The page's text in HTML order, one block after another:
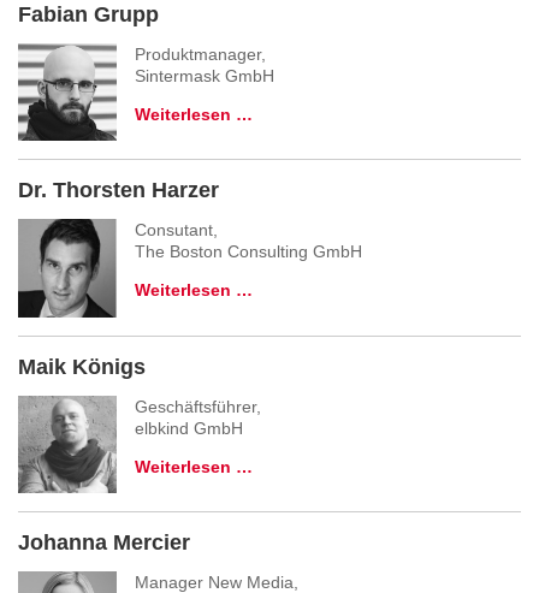
Fabian Grupp
Produktmanager,
Sintermask GmbH
Weiterlesen …
Dr. Thorsten Harzer
Consutant,
The Boston Consulting GmbH
Weiterlesen …
Maik Königs
Geschäftsführer,
elbkind GmbH
Weiterlesen …
Johanna Mercier
Manager New Media,